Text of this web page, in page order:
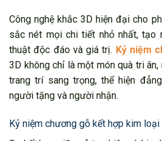
Công nghệ khắc 3D hiện đại cho
sắc nét mọi chi tiết nhỏ nhất, tạo
thuật độc đáo và giá trị. Kỷ niệm
3D không chỉ là một món quà tri
trang trí sang trọng, thể hiện
người tặng và người nhận.
Kỷ niệm chương gỗ kết hợp kim loại